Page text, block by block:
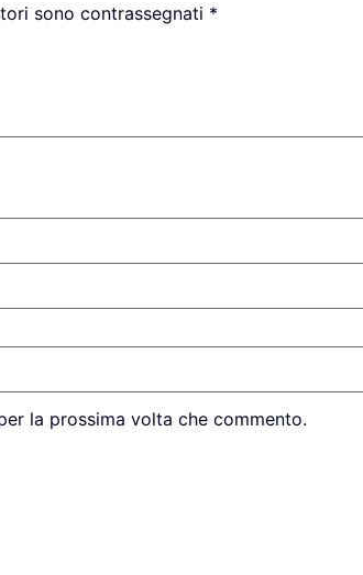
sono contrassegnati *
la prossima volta che commento.